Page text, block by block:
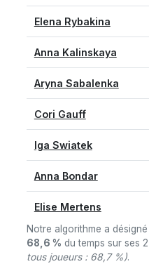
Elena Rybakina
Anna Kalinskaya
Aryna Sabalenka
Cori Gauff
Iga Swiatek
Anna Bondar
Elise Mertens
Notre algorithme a
68,6 % du temps sur ses
tous joueurs : 68,7 %).